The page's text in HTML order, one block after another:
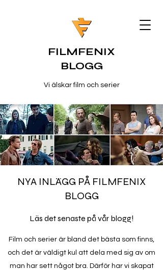
FILMFENIX
BLOGG
Vi älskar film och serier
NYA INLÄGG PÅ FILMFENIX
BLOGG
Läs det senaste på vår blogg!
Film och serier är bland det bästa som finns,
och det är väldigt kul att dela med sig av om
man har sett något bra. Därför har vi skapat